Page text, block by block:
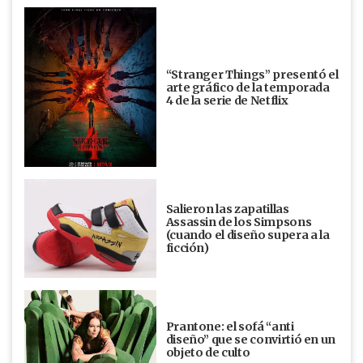
“Stranger Things” presentó el
arte gráfico de la temporada
4 de la serie de Netflix
Salieron las zapatillas
Assassin de los Simpsons
(cuando el diseño supera a la
ficción)
Prantone: el sofá “anti
diseño” que se convirtió en un
objeto de culto